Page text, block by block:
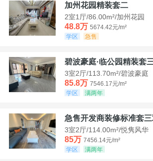
加州花园精装套二
2室1厅/86.00m²/加州花园
48.8万 5674.42元/m²
学区
急售
碧波豪庭·临公园精装套
3室2厅/113.70m²/碧波豪庭
85.8万 7546.17元/m²
学区
满两年
急售开发商装修标准套三
3室2厅/114.00m²/悦隽风华
85万 7456.14元/m²
学区
满两年